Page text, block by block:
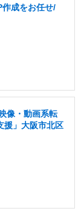
作成をお任せ/
像・動画系転
援」大阪市北区